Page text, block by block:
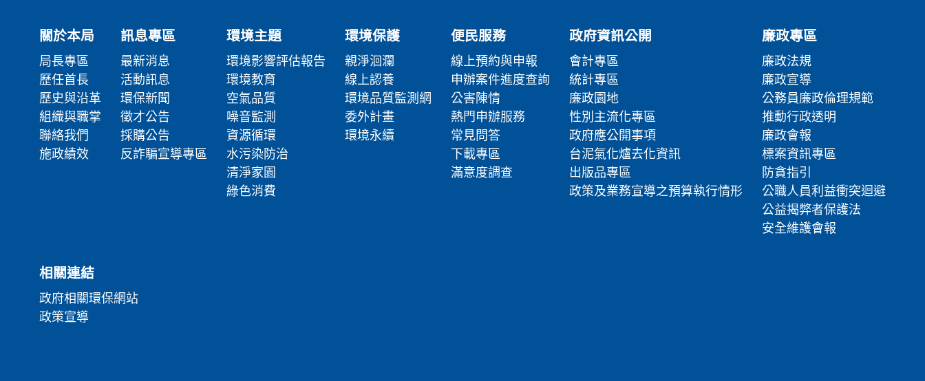
關於本局
局長專區
歷任首長
歷史與沿革
組織與職掌
聯絡我們
施政績效
訊息專區
最新消息
活動訊息
環保新聞
徵才公告
採購公告
反詐騙宣導專區
環境主題
環境影響評估報告
環境教育
空氣品質
噪音監測
資源循環
水污染防治
清淨家園
綠色消費
環境保護
親淨洄瀾
線上認養
環境品質監測網
委外計畫
環境永續
便民服務
線上預約與申報
申辦案件進度查詢
公害陳情
熱門申辦服務
常見問答
下載專區
滿意度調查
政府資訊公開
會計專區
統計專區
廉政園地
性別主流化專區
政府應公開事項
台泥氣化爐去化資訊
出版品專區
政策及業務宣導之預算執行情形
廉政專區
廉政法規
廉政宣導
公務員廉政倫理規範
推動行政透明
廉政會報
標案資訊專區
防貪指引
公職人員利益衝突迴避
公益揭弊者保護法
安全維護會報
相關連結
政府相關環保網站
政策宣導